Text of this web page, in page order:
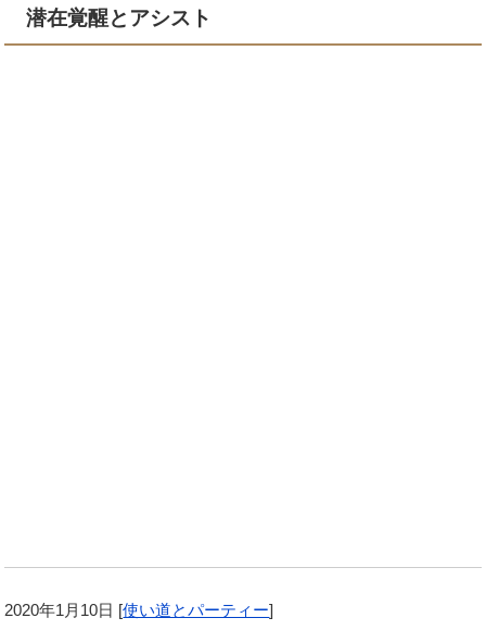
潜在覚醒とアシスト
2020年1月10日 [使い道とパーティー]